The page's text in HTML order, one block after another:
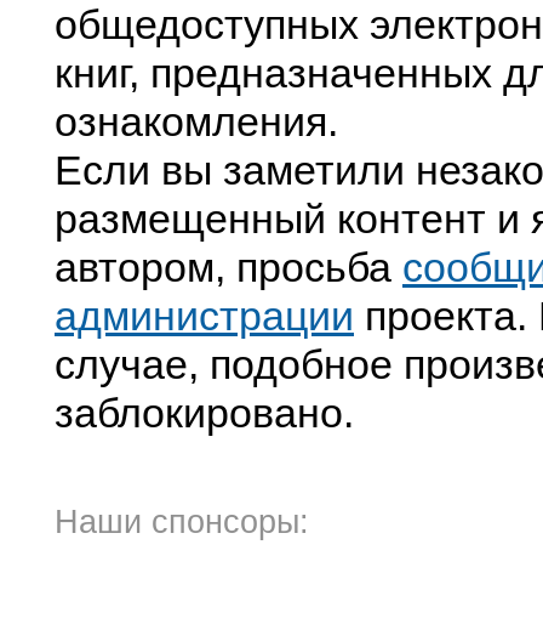
общедоступных
книг, предназначенных
ознакомления.
Если вы заметили
размещенный контент и
автором, просьба
администрации
случае, подобное
заблокировано.
Наши спонсоры: